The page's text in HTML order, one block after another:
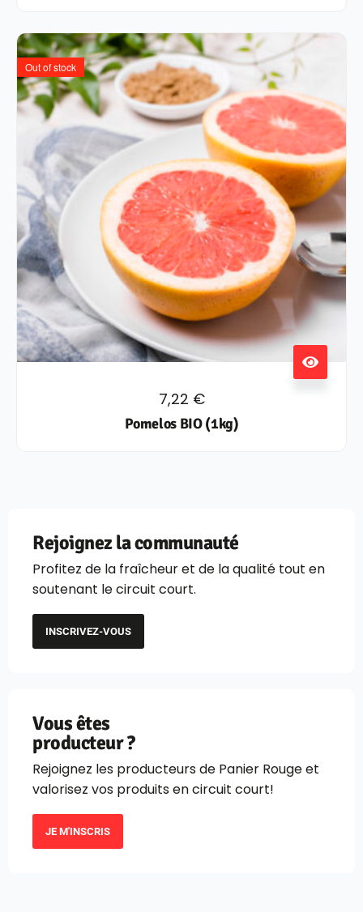
Out of stock
7,22 €
Pomelos BIO (1kg)
Rejoignez la communauté
Profitez de la fraîcheur et de la qualité tout en
soutenant le circuit court.
INSCRIVEZ-VOUS
Vous êtes
producteur ?
Rejoignez les producteurs de Panier Rouge et
valorisez vos produits en circuit court!
JE M'INSCRIS